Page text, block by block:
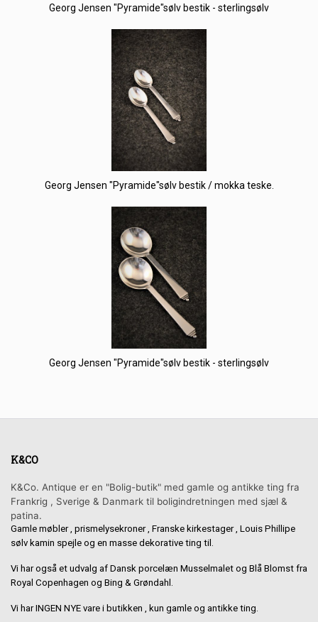
Georg Jensen "Pyramide"sølv bestik - sterlingsølv
Georg Jensen "Pyramide"sølv bestik / mokka teske.
Georg Jensen "Pyramide"sølv bestik - sterlingsølv
K&CO
K&Co. Antique er en "Bolig-butik" med gamle og antikke ting fra
Frankrig , Sverige & Danmark til boligindretningen med sjæl &
patina.
Gamle møbler , prismelysekroner , Franske kirkestager , Louis Phillipe
sølv kamin spejle og en masse dekorative ting til.
Vi har også et udvalg af Dansk porcelæn Musselmalet og Blå Blomst fra
Royal Copenhagen og Bing & Grøndahl.
Vi har INGEN NYE vare i butikken , kun gamle og antikke ting.